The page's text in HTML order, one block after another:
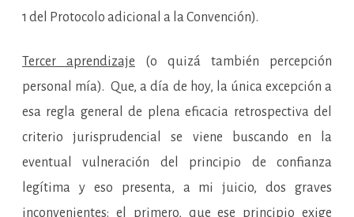
1 del Protocolo adicional a la Convención).
Tercer aprendizaje (o quizá también percepción
personal mía). Que, a día de hoy, la única excepción a
esa regla general de plena eficacia retrospectiva del
criterio jurisprudencial se viene buscando en la
eventual vulneración del principio de confianza
legítima y eso presenta, a mi juicio, dos graves
inconvenientes: el primero, que ese principio exige